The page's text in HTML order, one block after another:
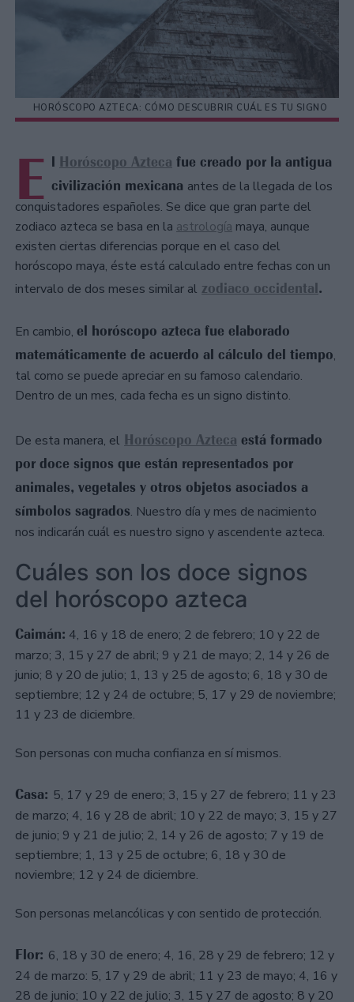
HORÓSCOPO AZTECA: CÓMO DESCUBRIR CUÁL ES TU SIGNO
E l Horóscopo Azteca fue creado por la antigua
civilización mexicana antes de la llegada de los
conquistadores españoles. Se dice que gran parte del
zodiaco azteca se basa en la astrología maya, aunque
existen ciertas diferencias porque en el caso del
horóscopo maya, éste está calculado entre fechas con un
intervalo de dos meses similar al zodiaco occidental.
En cambio, el horóscopo azteca fue elaborado
matemáticamente de acuerdo al cálculo del tiempo,
tal como se puede apreciar en su famoso calendario.
Dentro de un mes, cada fecha es un signo distinto.
De esta manera, el Horóscopo Azteca está formado
por doce signos que están representados por
animales, vegetales y otros objetos asociados a
símbolos sagrados. Nuestro día y mes de nacimiento
nos indicarán cuál es nuestro signo y ascendente azteca.
Cuáles son los doce signos
del horóscopo azteca
Caimán: 4, 16 y 18 de enero; 2 de febrero; 10 y 22 de
marzo; 3, 15 y 27 de abril; 9 y 21 de mayo; 2, 14 y 26 de
junio; 8 y 20 de julio; 1, 13 y 25 de agosto; 6, 18 y 30 de
septiembre; 12 y 24 de octubre; 5, 17 y 29 de noviembre;
11 y 23 de diciembre.
Son personas con mucha confianza en sí mismos.
Casa: 5, 17 y 29 de enero; 3, 15 y 27 de febrero; 11 y 23
de marzo; 4, 16 y 28 de abril; 10 y 22 de mayo; 3, 15 y 27
de junio; 9 y 21 de julio; 2, 14 y 26 de agosto; 7 y 19 de
septiembre; 1, 13 y 25 de octubre; 6, 18 y 30 de
noviembre; 12 y 24 de diciembre.
Son personas melancólicas y con sentido de protección.
Flor: 6, 18 y 30 de enero; 4, 16, 28 y 29 de febrero; 12 y
24 de marzo: 5, 17 y 29 de abril; 11 y 23 de mayo; 4, 16 y
28 de junio; 10 y 22 de julio; 3, 15 y 27 de agosto; 8 y 20